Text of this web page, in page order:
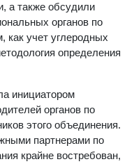
а также обсудили
органов по
как учет углеродных
определения
инициатором
органов по
этого объединения.
партнерами по
крайне востребован,